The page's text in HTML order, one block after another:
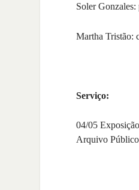
Soler
Martha Tristão:
Serviço:
04/05
Arquivo Público